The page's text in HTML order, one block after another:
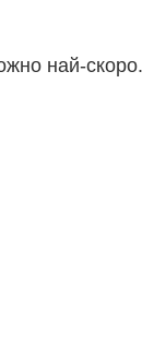
най-скоро.